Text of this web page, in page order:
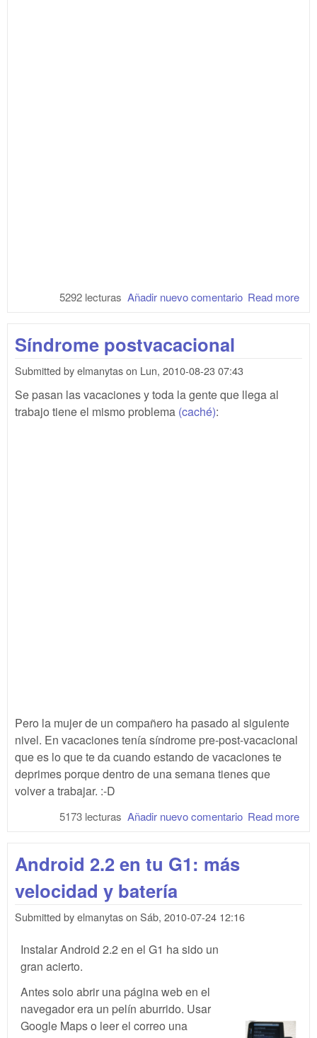
Read more
Añadir nuevo comentario
5292 lecturas
Síndrome postvacacional
Submitted byelmanytason Lun, 2010-08-23 07:43
Se pasan las vacaciones y toda la gente que llega al
trabajo tiene el mismo problema (caché):
Pero la mujer de un compañero ha pasado al siguiente
nivel. En vacaciones tenía síndrome pre-post-vacacional
que es lo que te da cuando estando de vacaciones te
deprimes porque dentro de una semana tienes que
volver a trabajar. :-D
Read more
Añadir nuevo comentario
5173 lecturas
Android 2.2 en tu G1: más
velocidad y batería
Submitted byelmanytason Sáb, 2010-07-24 12:16
Instalar Android 2.2 en el G1 ha sido un
gran acierto.
Antes solo abrir una página web en el
navegador era un pelín aburrido. Usar
Google Maps o leer el correo una